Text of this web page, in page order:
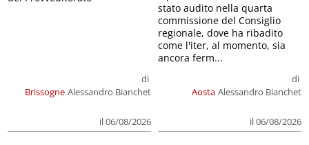
Brissogne
di
Alessandro Bianchet
il 06/08/2026
Aosta
di
Alessandro Bianchet
il 06/08/2026
stato audito nella quarta
commissione del Consiglio
regionale, dove ha ribadito
come l'iter, al momento, sia
ancora ferm...